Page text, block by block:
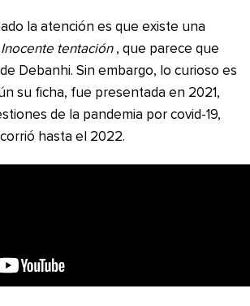
la atención es que existe una
Inocente tentación , que parece que
Debanhi. Sin embargo, lo curioso es
su ficha, fue presentada en 2021,
de la pandemia por covid-19,
hasta el 2022.